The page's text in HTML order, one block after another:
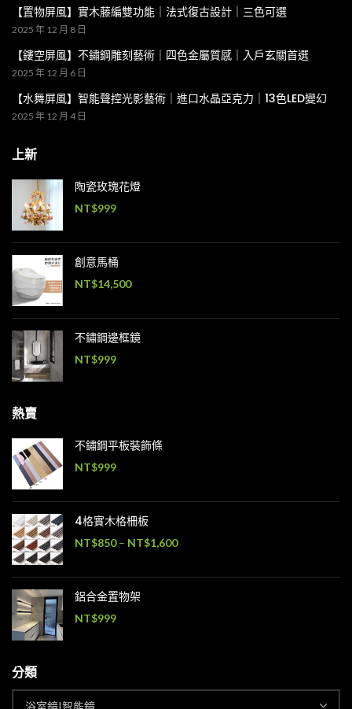
【置物屏風】實木藤編雙功能｜法式復古設計｜三色可選
2025 年 12 月 8 日
【鏤空屏風】不鏽鋼雕刻藝術｜四色金屬質感｜入戶玄關首選
2025 年 12 月 6 日
【水舞屏風】智能聲控光影藝術｜進口水晶亞克力｜13色LED變幻
2025 年 12 月 4 日
上新
陶瓷玫瑰花燈
NT$999
創意馬桶
NT$14,500
不鏽鋼邊框鏡
NT$999
熱賣
不鏽鋼平板裝飾條
NT$999
4格實木格柵板
NT$850 – NT$1,600
鋁合金置物架
NT$999
分類